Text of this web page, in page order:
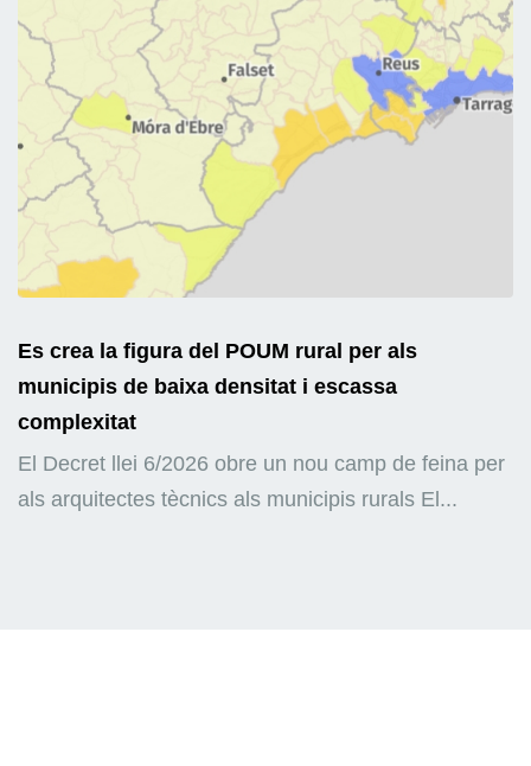
Es crea la figura del POUM rural per als
municipis de baixa densitat i escassa
complexitat
El Decret llei 6/2026 obre un nou camp de feina per
als arquitectes tècnics als municipis rurals El...